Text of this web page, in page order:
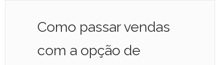
Como passar vendas
com a opção de